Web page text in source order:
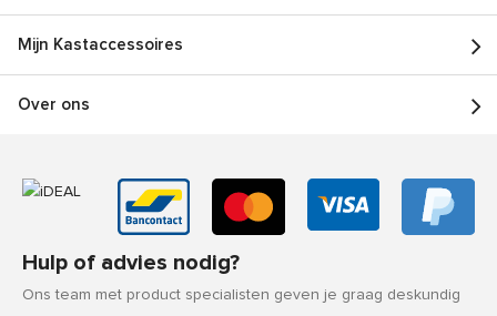
Mijn Kastaccessoires
Over ons
Hulp of advies nodig?
Ons team met product specialisten geven je graag deskundig